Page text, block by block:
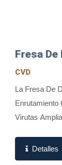
Fresa De
CVD
La Fresa De
Enrutamiento
Virutas
Detalles